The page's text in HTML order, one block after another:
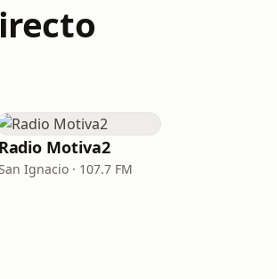
Radio Motiva2
Ignacio · 107.7 FM